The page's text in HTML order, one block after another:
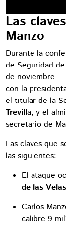
Las
Manzo
Durante la
de Seguridad
de noviembre
con la
el titular de la
Trevilla, y el
secretario de
Las claves que
las siguientes:
El ataque
de las Velas
Carlos
calibre 9